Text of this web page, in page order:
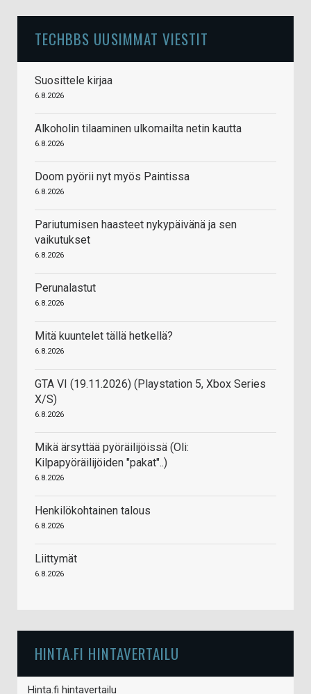
TECHBBS UUSIMMAT VIESTIT
Suosittele kirjaa
6.8.2026
Alkoholin tilaaminen ulkomailta netin kautta
6.8.2026
Doom pyörii nyt myös Paintissa
6.8.2026
Pariutumisen haasteet nykypäivänä ja sen
vaikutukset
6.8.2026
Perunalastut
6.8.2026
Mitä kuuntelet tällä hetkellä?
6.8.2026
GTA VI (19.11.2026) (Playstation 5, Xbox Series
X/S)
6.8.2026
Mikä ärsyttää pyöräilijöissä (Oli:
Kilpapyöräilijöiden "pakat"..)
6.8.2026
Henkilökohtainen talous
6.8.2026
Liittymät
6.8.2026
HINTA.FI HINTAVERTAILU
Hinta.fi hintavertailu